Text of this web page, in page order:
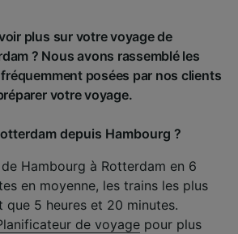
plus sur votre voyage de
? Nous avons rassemblé les
posées par nos clients
votre voyage.
depuis Hambourg ?
Hambourg à Rotterdam en 6
en moyenne, les trains les plus
que 5 heures et 20 minutes.
de voyage pour plus